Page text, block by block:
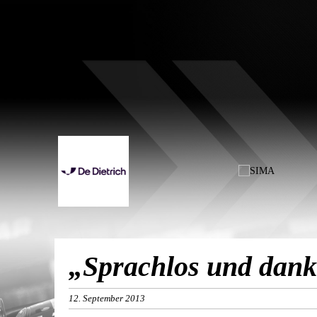
„Sprachlos und
12. September 2013